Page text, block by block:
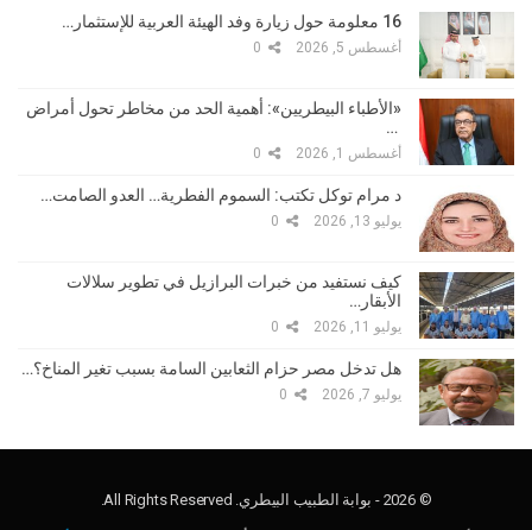
16 معلومة حول زيارة وفد الهيئة العربية للإستثمار…
أغسطس 5, 2026
«الأطباء البيطريين»: أهمية الحد من مخاطر تحول أمراض
…
أغسطس 1, 2026
د مرام توكل تكتب: السموم الفطرية… العدو الصامت…
يوليو 13, 2026
كيف نستفيد من خبرات البرازيل في تطوير سلالات
الأبقار…
يوليو 11, 2026
هل تدخل مصر حزام الثعابين السامة بسبب تغير المناخ؟…
يوليو 7, 2026
© 2026 - بوابة الطبيب البيطري. All Rights Reserved.